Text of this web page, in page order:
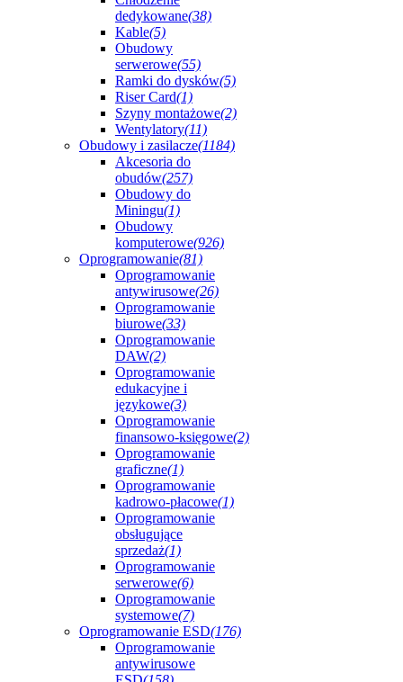
dedykowane(38)
Kable(5)
Obudowy
serwerowe(55)
Ramki do dysków(5)
Riser Card(1)
Szyny montażowe(2)
Wentylatory(11)
Obudowy i zasilacze(1184)
Akcesoria do
obudów(257)
Obudowy do
Miningu(1)
Obudowy
komputerowe(926)
Oprogramowanie(81)
Oprogramowanie
antywirusowe(26)
Oprogramowanie
biurowe(33)
Oprogramowanie
DAW(2)
Oprogramowanie
edukacyjne i
językowe(3)
Oprogramowanie
finansowo-księgowe(2)
Oprogramowanie
graficzne(1)
Oprogramowanie
kadrowo-płacowe(1)
Oprogramowanie
obsługujące
sprzedaż(1)
Oprogramowanie
serwerowe(6)
Oprogramowanie
systemowe(7)
Oprogramowanie ESD(176)
Oprogramowanie
antywirusowe